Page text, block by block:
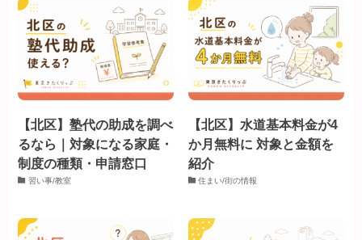
【北区】塾代の助成を調べ
るなら｜対象になる家庭・
制度の種類・申請窓口
習い事/教室
【北区】水道基本料金が4
か月無料に 対象と金額を
紹介
住まい/街の情報